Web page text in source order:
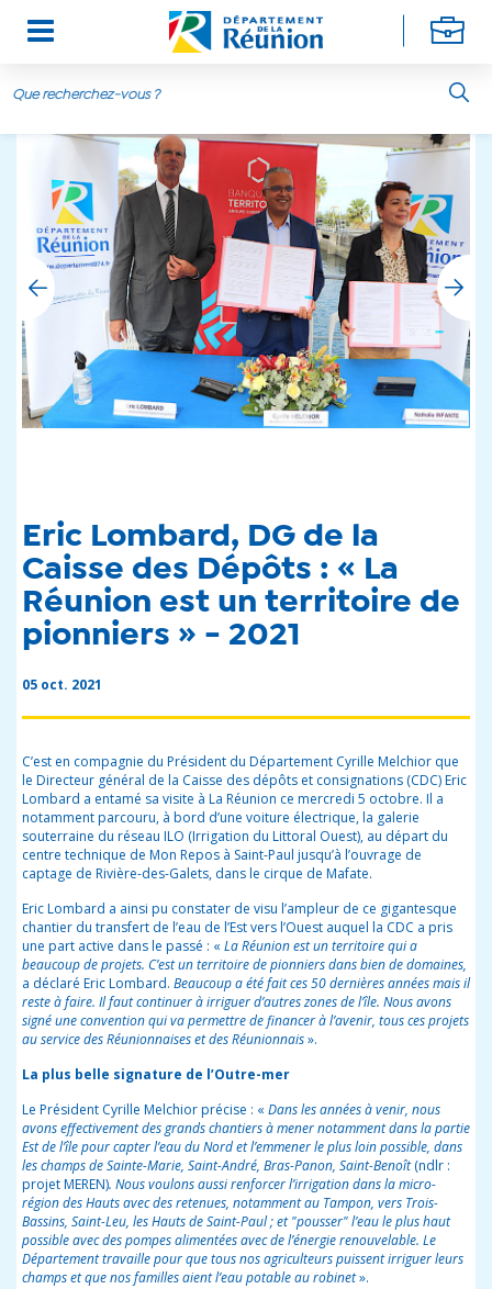
Aller au contenu principal
Eric Lombard, DG de la
Caisse des Dépôts : « La
Réunion est un territoire de
pionniers » - 2021
05 oct. 2021
C’est en compagnie du Président du Département Cyrille Melchior que
le Directeur général de la Caisse des dépôts et consignations (CDC) Eric
Lombard a entamé sa visite à La Réunion ce mercredi 5 octobre. Il a
notamment parcouru, à bord d’une voiture électrique, la galerie
souterraine du réseau ILO (Irrigation du Littoral Ouest), au départ du
centre technique de Mon Repos à Saint-Paul jusqu’à l’ouvrage de
captage de Rivière-des-Galets, dans le cirque de Mafate.
Eric Lombard a ainsi pu constater de visu l’ampleur de ce gigantesque
chantier du transfert de l’eau de l’Est vers l’Ouest auquel la CDC a pris
une part active dans le passé : « La Réunion est un territoire qui a
beaucoup de projets. C’est un territoire de pionniers dans bien de domaines,
a déclaré Eric Lombard. Beaucoup a été fait ces 50 dernières années mais il
reste à faire. Il faut continuer à irriguer d’autres zones de l’île. Nous avons
signé une convention qui va permettre de financer à l’avenir, tous ces projets
au service des Réunionnaises et des Réunionnais».
La plus belle signature de l’Outre-mer
Le Président Cyrille Melchior précise : « Dans les années à venir, nous
avons effectivement des grands chantiers à mener notamment dans la partie
Est de l’île pour capter l’eau du Nord et l’emmener le plus loin possible, dans
les champs de Sainte-Marie, Saint-André, Bras-Panon, Saint-Benoît(ndlr :
projet MEREN). Nous voulons aussi renforcer l’irrigation dans la micro-
région des Hauts avec des retenues, notamment au Tampon, vers Trois-
Bassins, Saint-Leu, les Hauts de Saint-Paul ; et "pousser" l’eau le plus haut
possible avec des pompes alimentées avec de l’énergie renouvelable. Le
Département travaille pour que tous nos agriculteurs puissent irriguer leurs
champs et que nos familles aient l’eau potable au robinet».